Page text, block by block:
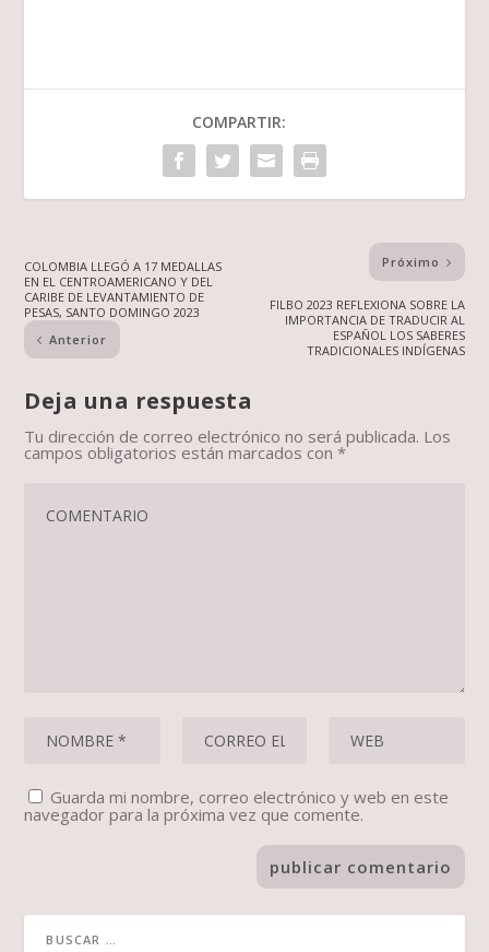
COMPARTIR:
COLOMBIA LLEGÓ A 17 MEDALLAS
EN EL CENTROAMERICANO Y DEL
CARIBE DE LEVANTAMIENTO DE
PESAS, SANTO DOMINGO 2023
Anterior
Próximo
FILBO 2023 REFLEXIONA SOBRE LA
IMPORTANCIA DE TRADUCIR AL
ESPAÑOL LOS SABERES
TRADICIONALES INDÍGENAS
Deja una respuesta
Tu dirección de correo electrónico no será publicada. Los
campos obligatorios están marcados con*
Guarda mi nombre, correo electrónico y web en este
navegador para la próxima vez que comente.